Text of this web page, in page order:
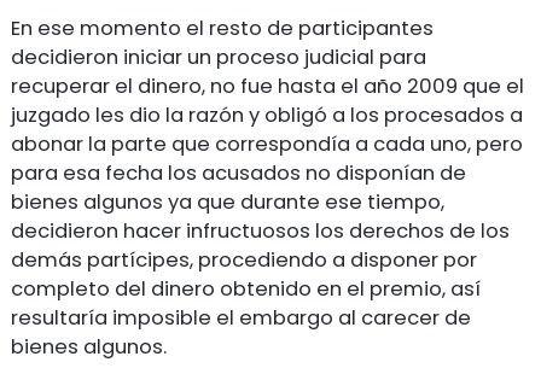
En ese momento el resto de participantes
decidieron iniciar un proceso judicial para
recuperar el dinero, no fue hasta el año 2009 que el
juzgado les dio la razón y obligó a los procesados a
abonar la parte que correspondía a cada uno, pero
para esa fecha los acusados no disponían de
bienes algunos ya que durante ese tiempo,
decidieron hacer infructuosos los derechos de los
demás partícipes, procediendo a disponer por
completo del dinero obtenido en el premio, así
resultaría imposible el embargo al carecer de
bienes algunos.